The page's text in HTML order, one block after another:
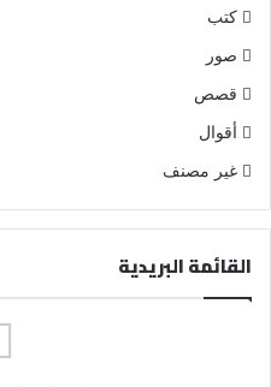
كتب
صور
قصص
أقوال
غير مصنف
القائمة البريدية